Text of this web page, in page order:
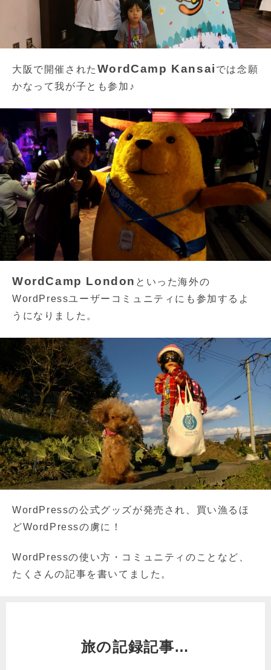
大阪で開催された WordCamp Kansai では念願
かなって我が子とも参加♪
WordCamp London といった海外の
WordPressユーザーコミュニティにも参加するよ
うになりました。
WordPressの公式グッズが発売され、買い漁るほ
どWordPressの虜に！
WordPressの使い方・コミュニティのことなど、
たくさんの記事を書いてました。
旅の記録記事…